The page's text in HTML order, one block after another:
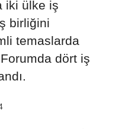
iki ülke iş
birliğini
temaslarda
dört iş